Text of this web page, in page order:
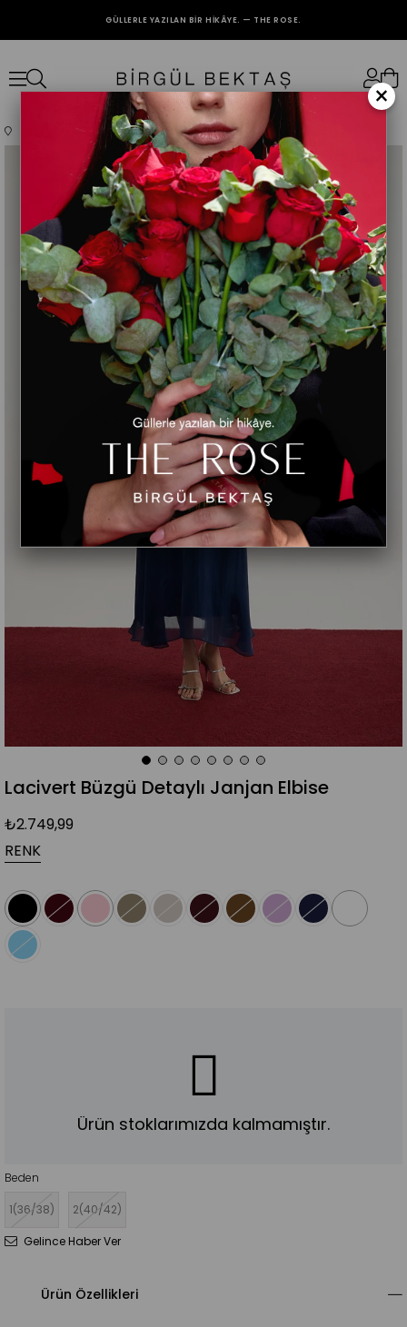
GÜLLERLE YAZILAN BIR HIKÂYE. — THE ROSE.
Giyim Üst Giyim Elbise Lacivert Büzgü Detaylı Janjan Elbise
Lacivert Büzgü Detaylı Janjan Elbise
₺2.749,99
RENK
Ürün stoklarımızda kalmamıştır.
Beden
1(36/38) 2(40/42)
Gelince Haber Ver
Ürün Özellikleri
×